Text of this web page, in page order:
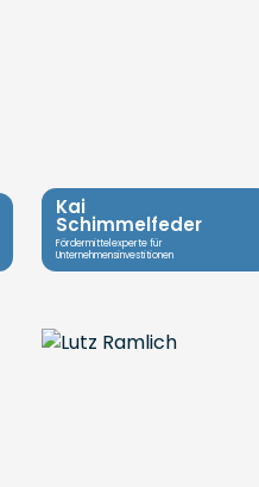
Kai
Schimmelfeder
Fördermittelexperte für
Unternehmensinvestitionen